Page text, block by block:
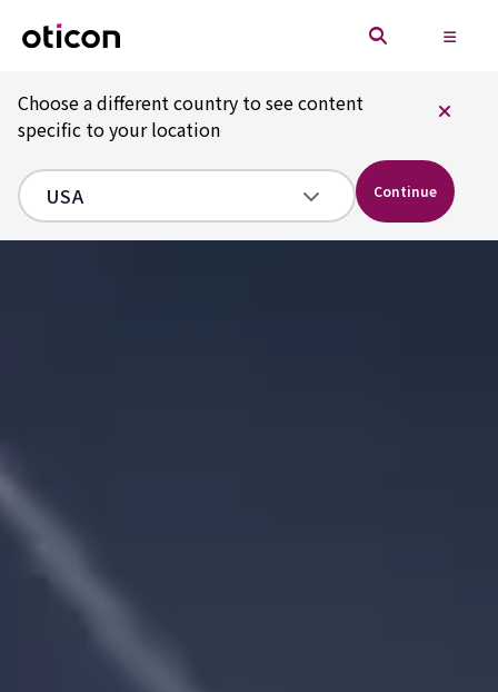
Choose a different country to see content
specific to your location
Continue